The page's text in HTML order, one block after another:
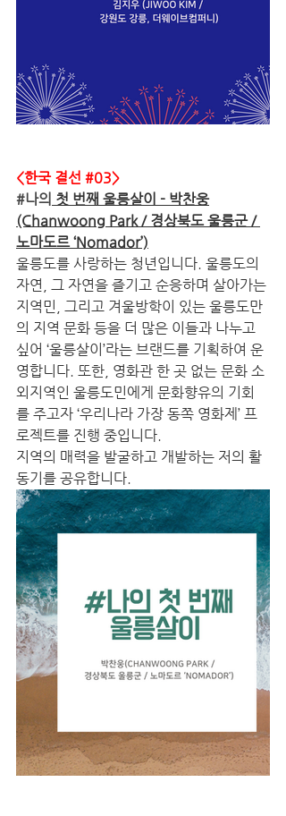
<한국 결선 #03>
#나의 첫 번째 울릉살이 - 박찬웅
(Chanwoong Park / 경상북도 울릉군 /
노마도르 ‘Nomador’)
울릉도를 사랑하는 청년입니다. 울릉도의
자연, 그 자연을 즐기고 순응하며 살아가는
지역민, 그리고 겨울방학이 있는 울릉도만
의 지역 문화 등을 더 많은 이들과 나누고
싶어 ‘울릉살이’라는 브랜드를 기획하여 운
영합니다. 또한, 영화관 한 곳 없는 문화 소
외지역인 울릉도민에게 문화향유의 기회
를 주고자 ‘우리나라 가장 동쪽 영화제’ 프
로젝트를 진행 중입니다.
지역의 매력을 발굴하고 개발하는 저의 활
동기를 공유합니다.